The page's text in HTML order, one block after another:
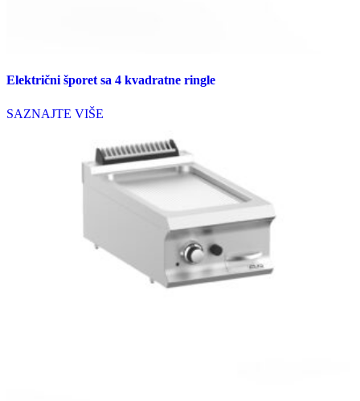
Električni šporet sa 4 kvadratne ringle
SAZNAJTE VIŠE